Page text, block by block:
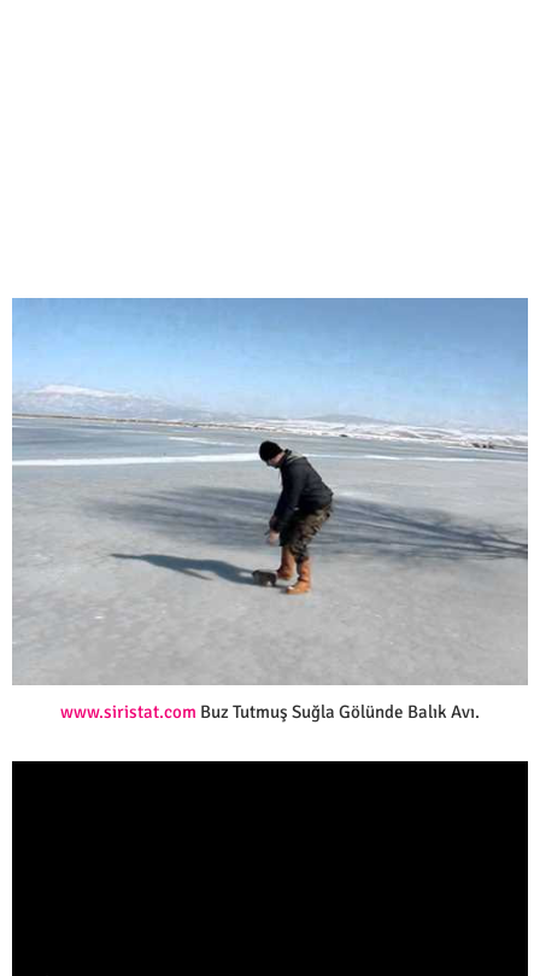
www.siristat.com Buz Tutmuş Suğla Gölünde Balık Avı.